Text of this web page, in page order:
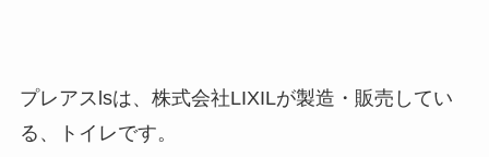
プレアスlsは、株式会社LIXILが製造・販売してい
る、トイレです。